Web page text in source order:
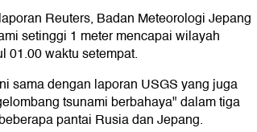
Reuters, Badan Meteorologi Jepang
setinggi 1 meter mencapai wilayah
01.00 waktu setempat.
sama dengan laporan USGS yang juga
tsunami berbahaya" dalam tiga
pantai Rusia dan Jepang.